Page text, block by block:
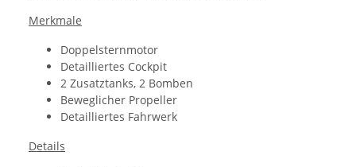
Merkmale
Doppelsternmotor
Detailliertes Cockpit
2 Zusatztanks, 2 Bomben
Beweglicher Propeller
Detailliertes Fahrwerk
Details